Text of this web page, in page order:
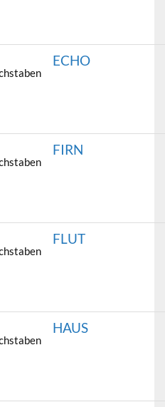
ECHO
FIRN
FLUT
HAUS